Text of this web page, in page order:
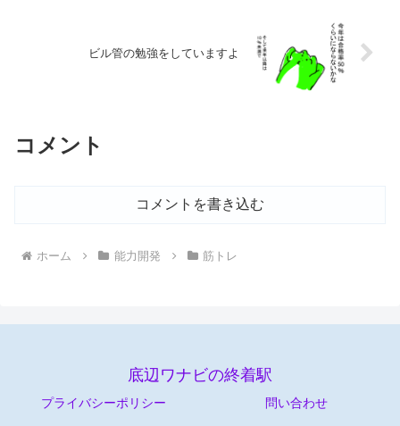
ビル管の勉強をしていますよ
コメント
コメントを書き込む
ホーム 能力開発 筋トレ
底辺ワナビの終着駅
プライバシーポリシー 問い合わせ